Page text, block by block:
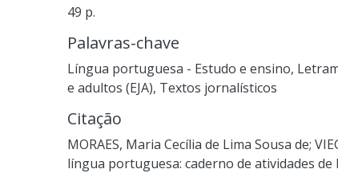
49 p.
Palavras-chave
Língua portuguesa - Estudo e ensino,
e adultos (EJA), Textos jornalísticos
Citação
MORAES, Maria Cecília de Lima Sousa de;
língua portuguesa: caderno de atividades de